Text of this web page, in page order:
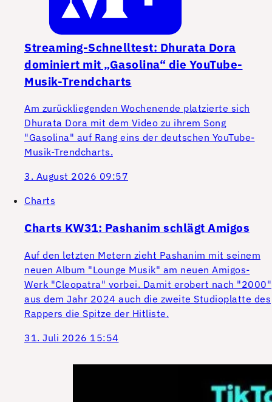
Streaming-Schnelltest: Dhurata Dora
dominiert mit „Gasolina“ die YouTube-
Musik-Trendcharts
Am zurückliegenden Wochenende platzierte sich
Dhurata Dora mit dem Video zu ihrem Song
"Gasolina" auf Rang eins der deutschen YouTube-
Musik-Trendcharts.
3. August 2026 09:57
Charts
Charts KW31: Pashanim schlägt Amigos
Auf den letzten Metern zieht Pashanim mit seinem
neuen Album "Lounge Musik" am neuen Amigos-
Werk "Cleopatra" vorbei. Damit erobert nach "2000"
aus dem Jahr 2024 auch die zweite Studioplatte des
Rappers die Spitze der Hitliste.
31. Juli 2026 15:54